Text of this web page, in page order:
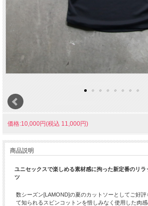
価格:10,000円(税込 11,000円)
商品説明
ユニセックスで楽しめる素材感に拘った新定番のリラ
ツ
数シーズン[LAMOND]の夏のカットソーとしてご好
て知られるスビンコットンを惜しみなく使用した肉